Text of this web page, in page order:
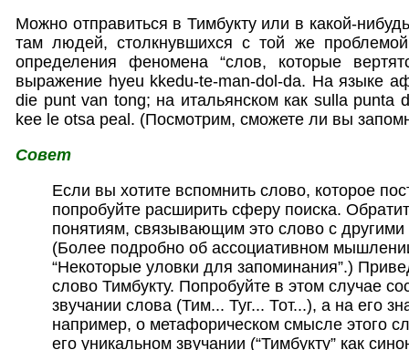
Можно отправиться в Тимбукту или в какой-
там людей, столкнувшихся с той же
определения феномена “слов, которые
выражение hyeu kkedu-te-man-dol-da. На языке
die punt van tong; на итальянском как sulla punta
kee le otsa peal. (Посмотрим, сможете ли вы
Совет
Если вы хотите вспомнить слово, которое
попробуйте расширить сферу поиска.
понятиям, связывающим это слово с
(Более подробно об ассоциативном
“Некоторые уловки для запоминания”.)
слово Тимбукту. Попробуйте в этом случае
звучании слова (Тим... Туг... Тот...), а на его
например, о метафорическом смысле этого
его уникальном звучании (“Тимбукту” как